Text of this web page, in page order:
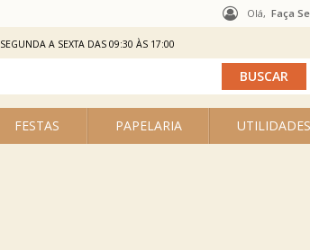
Olá, Faça
FESTAS PAPELARIA
SEGUNDA A SEXTA DAS 09:30 ÀS 17:00